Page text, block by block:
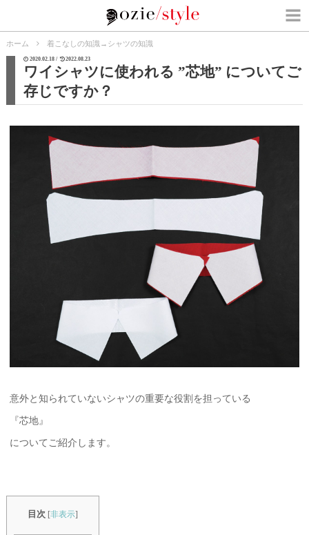
ホーム 着こなしの知識 → シャツの知識
2020.02.18 / 2022.08.23
ワイシャツに使われる ”芯地” についてご
存じですか？
意外と知られていないシャツの重要な役割を担っている
『芯地』
についてご紹介します。
目次 [非表示]